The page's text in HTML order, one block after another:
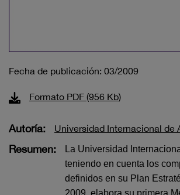
Fecha de publicación: 03/2009
Formato PDF (956 Kb)
Autoría: Universidad Internacional de
Resumen:
La Universidad
teniendo en cuenta los
definidos en su Plan
2009, elabora su primera